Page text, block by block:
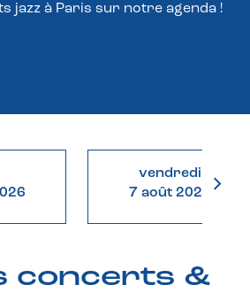
jazz à Paris sur notre agenda !
vendredi
7 août 2026
concerts &